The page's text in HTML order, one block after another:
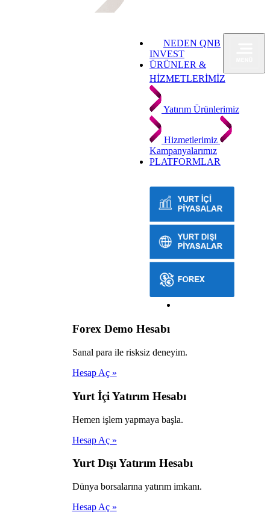
NEDEN QNB
INVEST
ÜRÜNLER &
HİZMETLERİMİZ
Yatırım Ürünlerimiz
Hizmetlerimiz
Kampanyalarımız
PLATFORMLAR
Forex Demo Hesabı
Sanal para ile risksiz deneyim.
Hesap Aç »
Yurt İçi Yatırım Hesabı
Hemen işlem yapmaya başla.
Hesap Aç »
Yurt Dışı Yatırım Hesabı
Dünya borsalarına yatırım imkanı.
Hesap Aç »